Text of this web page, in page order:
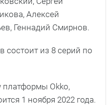
Алексей
Геннадий Смирнов.
состоит из 8 серий по
платформы Okko,
1 ноября 2022 года.